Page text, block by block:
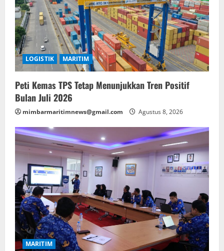
LOGISTIK MARITIM
Peti Kemas TPS Tetap Menunjukkan Tren Positif
Bulan Juli 2026
mimbarmaritimnews@gmail.com Agustus 8, 2026
MARITIM